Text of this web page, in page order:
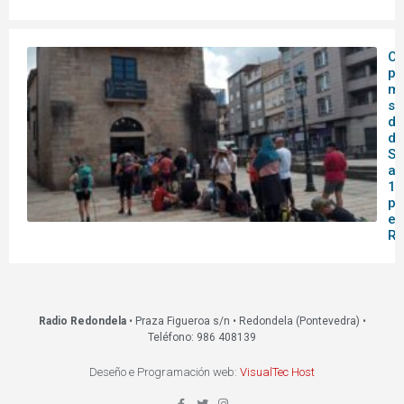
O
de
14
en
Radio Redondela• Praza Figueroa s/n • Redondela (Pontevedra) •
Teléfono: 986 408139
Deseño e Programación web: VisualTec Host